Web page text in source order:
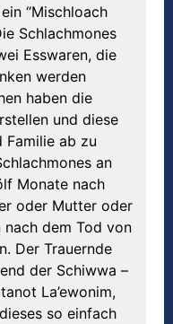
“Mischloach
Schlachmones
Esswaren, die
werden
haben die
und diese
Familie ab zu
an
Monate nach
oder Mutter oder
dem Tod von
Der Trauernde
der Schiwwa –
La’ewonim,
so einfach